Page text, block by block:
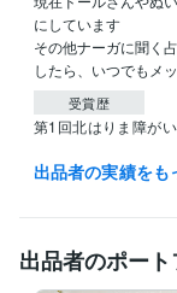
にしています
その他ナーガに聞く
したら、いつでもメ
受賞歴
第1回北はりま障が
資格・検定
ZBrush:3年ペイント
出品者の実績をも
出品者のポー